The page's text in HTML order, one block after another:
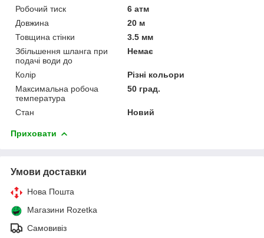
Робочий тиск
6 атм
Довжина
20 м
Товщина стінки
3.5 мм
Збільшення шланга при
подачі води до
Немає
Колір
Різні кольори
Максимальна робоча
температура
50 град.
Стан Новий
Приховати
Умови доставки
Нова Пошта
Магазини Rozetka
Самовивіз